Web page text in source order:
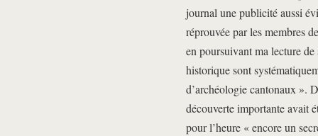
journal une publicité aussi
réprouvée par les membres
en poursuivant ma lecture
historique sont
d’archéologie cantonaux ».
découverte importante avait
pour l’heure « encore un